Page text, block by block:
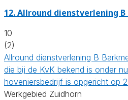
12.Allround dienstverlening
10
(2)
Allround dienstverlening B
die bij de KvK bekend is onder
hoveniersbedrijf is opgericht op
Werkgebied Zuidhorn